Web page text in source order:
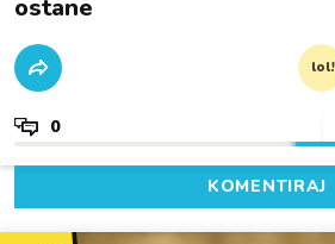
ostane
lol!
0
KOMENTIRAJ